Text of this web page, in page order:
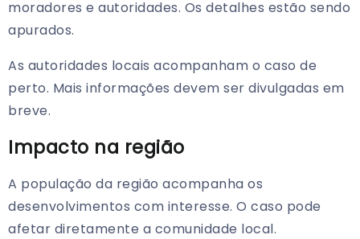
moradores e autoridades. Os detalhes estão sendo
apurados.
As autoridades locais acompanham o caso de
perto. Mais informações devem ser divulgadas em
breve.
Impacto na região
A população da região acompanha os
desenvolvimentos com interesse. O caso pode
afetar diretamente a comunidade local.